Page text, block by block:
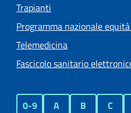
Trapianti
Programma nazionale
Telemedicina
Fascicolo sanitario
0-9 A B C